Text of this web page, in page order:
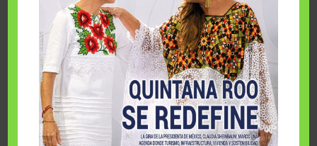
Fairmont Mayakoba y Make-A-Wish México unieron
esfuerzos para hacer realidad el deseo de una …